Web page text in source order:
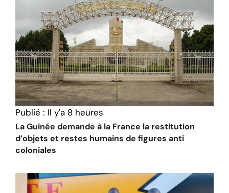
Publié : Il y'a 8 heures
La Guinée demande à la France la restitution
d’objets et restes humains de figures anti
coloniales